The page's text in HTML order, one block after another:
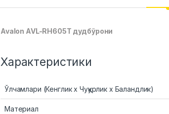
Avalon AVL-RH605T дудбўрони
Характеристики
Ўлчамлари (Кенглик х Чуқурлик х Баландлик)
Материал